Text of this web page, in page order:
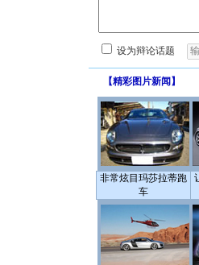
设为辩论话题
【精彩图片新闻 】
非常炫目玛莎拉蒂跑
车